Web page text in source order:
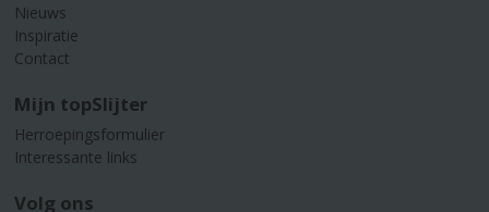
Nieuws
Inspiratie
Contact
Mijn topSlijter
Herroepingsformulier
Interessante links
Volg ons